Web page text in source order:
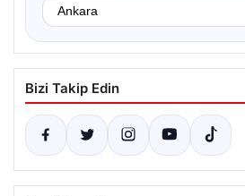
Bizi Takip Edin